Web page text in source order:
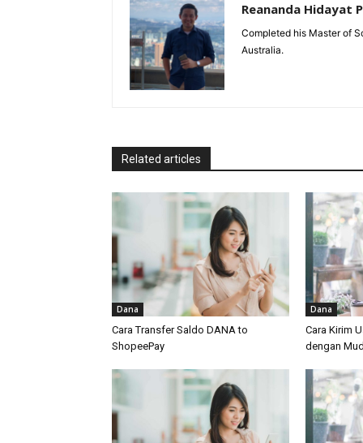
Reananda Hidayat
Completed his Master of
Australia.
Related articles
Dana
Cara Transfer Saldo DANA to
ShopeePay
Dana
Cara Kirim
dengan